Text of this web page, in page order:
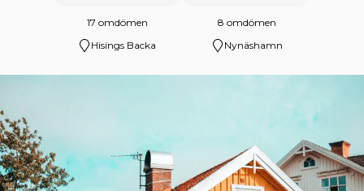
17 omdömen
Hisings Backa
8 omdömen
Nynäshamn